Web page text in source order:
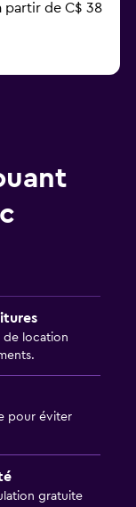
partir de C$ 38
de location
pour éviter
gratuite